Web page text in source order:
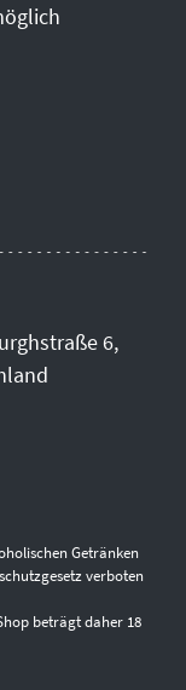
6,
Getränken
verboten
beträgt daher 18